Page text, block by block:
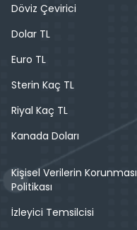
Döviz Çevirici
Dolar TL
Euro TL
Sterin Kaç TL
Riyal Kaç TL
Kanada Doları
Kişisel Verilerin Korunması
Politikası
İzleyici Temsilcisi